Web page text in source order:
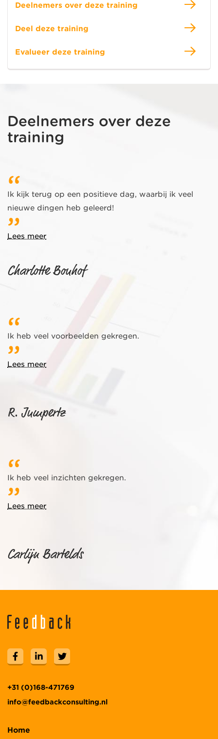
Deelnemers over deze training
Deel deze training
Evalueer deze training
Deelnemers over deze
training
Ik kijk terug op een positieve dag, waarbij ik veel
nieuwe dingen heb geleerd!
Lees meer
Charlotte Bouhof
Ik heb veel voorbeelden gekregen.
Lees meer
R. Jumpertz
Ik heb veel inzichten gekregen.
Lees meer
Carlijn Bartelds
+31 (0)168-471769
info@feedbackconsulting.nl
Home